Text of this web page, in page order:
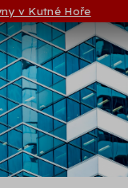
v Kutné Hoře